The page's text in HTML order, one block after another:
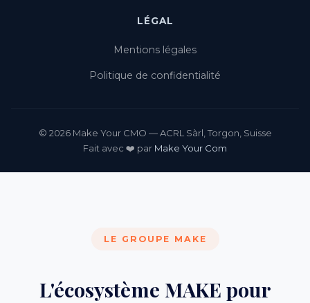
LÉGAL
Mentions légales
Politique de confidentialité
© 2026 Make Your CMO — ACRL Sàrl, Torgon, Suisse
Fait avec ❤️ par Make Your Com
LE GROUPE MAKE
L'écosystème MAKE pour